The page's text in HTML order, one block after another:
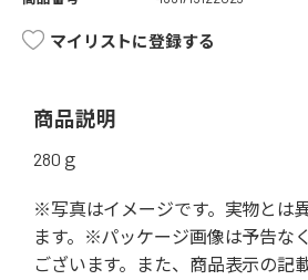
マイリストに登録する
商品説明
280ｇ
※写真はイメージです。実物とは
ます。※パッケージ画像は予告な
ございます。また、商品表示の記